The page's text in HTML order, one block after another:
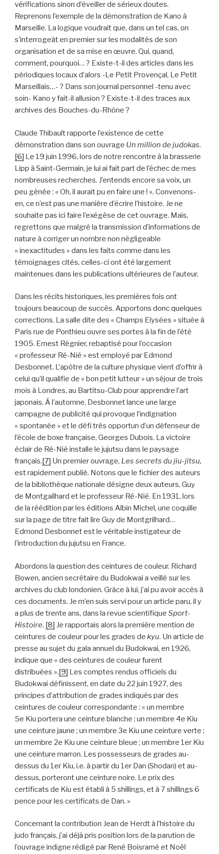
vérifications sinon d’éveiller de sérieux doutes.
Reprenons l’exemple de la démonstration de Kano à
Marseille. La logique voudrait que, dans un tel cas, on
s’interrogeât en premier sur les modalités de son
organisation et de sa mise en œuvre. Qui, quand,
comment, pourquoi… ? Existe-t-il des articles dans les
périodiques locaux d’alors -Le Petit Provençal, Le Petit
Marseillais…- ? Dans son journal personnel -tenu avec
soin- Kano y fait-il allusion ? Existe-t-il des traces aux
archives des Bouches-du-Rhône ?
Claude Thibault rapporte l’existence de cette
démonstration dans son ouvrage Un million de judokas.
[6] Le 19 juin 1996, lors de notre rencontre à la brasserie
Lipp à Saint-Germain, je lui ai fait part de l’échec de mes
nombreuses recherches. J’entends encore sa voix, un
peu gênée : « Oh, il aurait pu en faire une ! ». Convenons-
en, ce n’est pas une manière d’écrire l’histoire. Je ne
souhaite pas ici faire l’exégèse de cet ouvrage. Mais,
regrettons que malgré la transmission d’informations de
nature à corriger un nombre non négligeable
« inexactitudes » dans les faits comme dans les
témoignages cités, celles-ci ont été largement
maintenues dans les publications ultérieures de l’auteur.
Dans les récits historiques, les premières fois ont
toujours beaucoup de succès. Apportons donc quelques
corrections. La salle dite des « Champs Elysées » située à
Paris rue de Ponthieu ouvre ses portes à la fin de l’été
1905. Ernest Régnier, rebaptisé pour l’occasion
« professeur Ré-Nié » est employé par Edmond
Desbonnet. L’apôtre de la culture physique vient d’offrir à
celui qu’il qualifie de « bon petit lutteur » un séjour de trois
mois à Londres, au Bartitsu-Club pour apprendre l’art
japonais. Á l’automne, Desbonnet lance une large
campagne de publicité qui provoque l’indignation
« spontanée » et le défi très opportun d’un défenseur de
l’école de boxe française, Georges Dubois. La victoire
éclair de Ré-Nié installe le jujutsu dans le paysage
français.[7] Un premier ouvrage, Les secrets du jiu-jitsu,
est rapidement publié. Notons que le fichier des auteurs
de la bibliothèque nationale désigne deux auteurs, Guy
de Montgailhard et le professeur Ré-Nié. En 1931, lors
de la réédition par les éditions Albin Michel, une coquille
sur la page de titre fait lire Guy de Montgrilhard…
Edmond Desbonnet est le véritable instigateur de
l’introduction du jujutsu en France.
Abordons la question des ceintures de couleur. Richard
Bowen, ancien secrétaire du Budokwai a veillé sur les
archives du club londonien. Grâce à lui, j’ai pu avoir accès à
ces documents. Je m’en suis servi pour un article paru, il y
a plus de trente ans, dans la revue scientifique Sport-
Histoire. [8] Je rapportais alors la première mention de
ceintures de couleur pour les grades de kyu. Un article de
presse au sujet du gala annuel du Budokwai, en 1926,
indique que « des ceintures de couleur furent
distribuées ».[9] Les comptes rendus officiels du
Budokwai définissent, en date du 22 juin 1927, des
principes d’attribution de grades indiqués par des
ceintures de couleur correspondante : « un membre
5e Kiu portera une ceinture blanche ; un membre 4e Kiu
une ceinture jaune ; un membre 3e Kiu une ceinture verte ;
un membre 2e Kiu une ceinture bleue ; un membre 1er Kiu
une ceinture marron. Les possesseurs de grades au-
dessus du 1er Kiu, i.e. à partir du 1er Dan (Shodan) et au-
dessus, porteront une ceinture noire. Le prix des
certificats de Kiu est établi à 5 shillings, et à 7 shillings 6
pence pour les certificats de Dan. »
Concernant la contribution Jean de Herdt à l’histoire du
judo français, j’ai déjà pris position lors de la parution de
l’ouvrage indigne rédigé par René Boisramé et Noël